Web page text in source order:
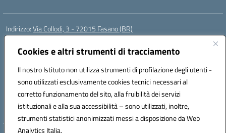
Cookies e altri strumenti di tracciamento
Il nostro Istituto non utilizza strumenti di profilazione degli utenti -
sono utilizzati esclusivamente cookies tecnici necessari al
corretto funzionamento del sito, alla fruibilità dei servizi
istituzionali e alla sua accessibilità – sono utilizzati, inoltre,
strumenti statistici anonimizzati messi a disposizione da Web
Analytics Italia.
Indirizzo:Via Collodi, 3 - 72015 Fasano (BR)
Centralino:
Posta elettronica certificata (PEC):bric839004@pec.istruzione.it
Codice fiscale: 90059320748
Codice meccanografico:BRIC839004
Codice Indice delle Pubbliche Amministrazioni (IPA): istsc_bree02200r
Codice unico di fatturazione (CUF): MIL3BD